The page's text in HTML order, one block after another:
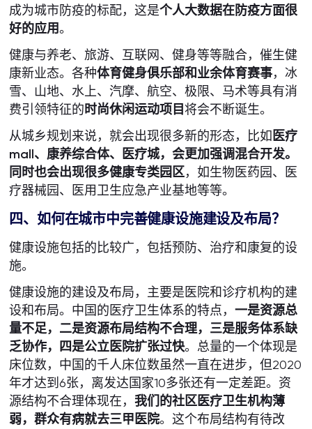
成为城市防疫的标配，这是个人大数据在防疫方面很
好的应用。
健康与养老、旅游、互联网、健身等等融合，催生健
康新业态。各种体育健身俱乐部和业余体育赛事，冰
雪、山地、水上、汽摩、航空、极限、马术等具有消
费引领特征的时尚休闲运动项目将会不断诞生。
从城乡规划来说，就会出现很多新的形态，比如 医疗
mall、康养综合体、医疗城，会更加强调混合开发。
同时也会出现很多健康专类园区，如生物医药园、医
疗器械园、医用卫生应急产业基地等等。
四、如何在城市中完善健康设施建设及布局？
健康设施包括的比较广，包括预防、治疗和康复的设
施。
健康设施的建设及布局，主要是医院和诊疗机构的建
设和布局。中国的医疗卫生体系的特点，一是资源总
量不足，二是资源布局结构不合理，三是服务体系缺
乏协作，四是公立医院扩张过快。总量的一个体现是
床位数，中国的千人床位数虽然一直在进步，但2020
年才达到6张，离发达国家10多张还有一定差距。资
源结构不合理体现在，我们的社区医疗卫生机构薄
弱，群众有病就去三甲医院。这个布局结构有待改